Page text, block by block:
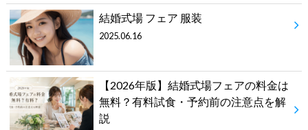
結婚式場 フェア 服装
2025.06.16
【2026年版】結婚式場フェアの料金は
無料？有料試食・予約前の注意点を解
説